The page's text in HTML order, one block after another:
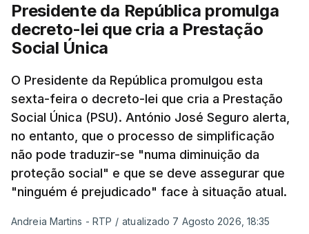
Presidente da República promulga
decreto-lei que cria a Prestação
Social Única
O Presidente da República promulgou esta
sexta-feira o decreto-lei que cria a Prestação
Social Única (PSU). António José Seguro alerta,
no entanto, que o processo de simplificação
não pode traduzir-se "numa diminuição da
proteção social" e que se deve assegurar que
"ninguém é prejudicado" face à situação atual.
Andreia Martins - RTP / atualizado 7 Agosto 2026, 18:35